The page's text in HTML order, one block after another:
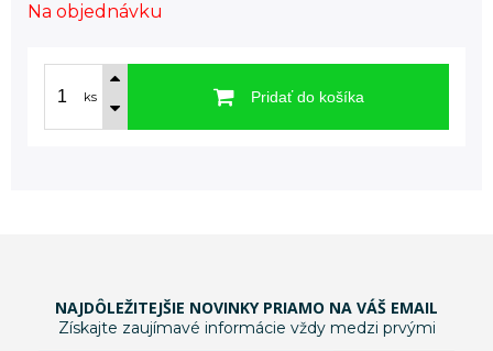
Na objednávku
ks Pridať do košíka
NAJDÔLEŽITEJŠIE NOVINKY PRIAMO NA VÁŠ EMAIL
Získajte zaujímavé informácie vždy medzi prvými